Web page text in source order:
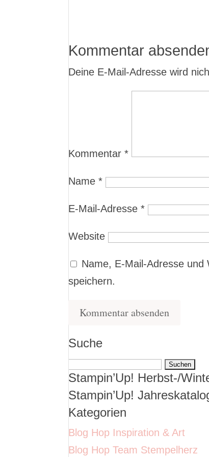
Kommentar
Deine E-Mail-Adresse wird
Kommentar*
Name*
E-Mail-Adresse*
Website
Name, E-Mail-Adresse
speichern.
Suche
Suchen
nach:
Stampin’Up! Herbst-/
Stampin’Up!
Kategorien
Blog Hop Inspiration & Art
Blog Hop Team Stempelherz